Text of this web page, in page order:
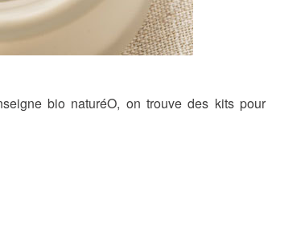
bio naturéO, on trouve des kits pour